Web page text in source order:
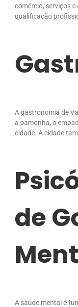
comércio, serviços
qualificação
A gastronomia de
a pamonha, o
cidade. A cidade
de
A saúde mental é